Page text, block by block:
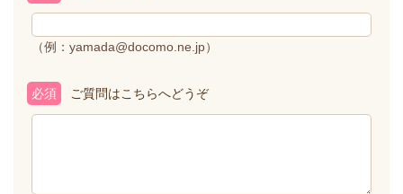
（例：yamada@docomo.ne.jp）
ご質問はこちらへどうぞ
必須